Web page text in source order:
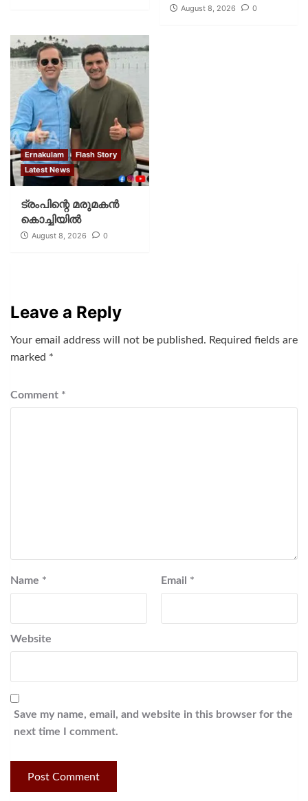
August 8, 2026 0
Ernakulam
Flash Story
Latest News
ട്രംപിന്റെ മരുമകന്‍
കൊച്ചിയില്‍
August 8, 2026 0
Leave a Reply
Your email address will not be published. Required fields are
marked *
Comment *
Name * Email *
Website
Save my name, email, and website in this browser for the
next time I comment.